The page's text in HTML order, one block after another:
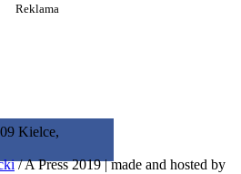
Reklama
Kielce,
/ A Press 2019|made and hosted by
for WordPress